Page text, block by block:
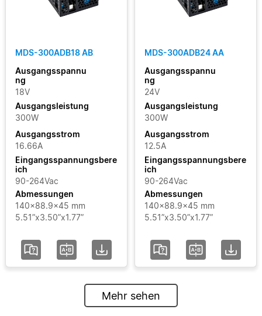
MDS-300ADB18 AB
Ausgangsspannu
ng
18V
Ausgangsleistung
300W
Ausgangsstrom
16.66A
Eingangsspannungsbere
ich
90-264Vac
Abmessungen
140x88.9x45 mm
5.51”x3.50”x1.77”
MDS-300ADB24 AA
Ausgangsspannu
ng
24V
Ausgangsleistung
300W
Ausgangsstrom
12.5A
Eingangsspannungsbere
ich
90-264Vac
Abmessungen
140x88.9x45 mm
5.51”x3.50”x1.77”
Mehr sehen